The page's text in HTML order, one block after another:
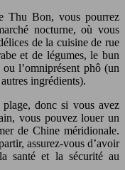
Thu Bon, vous pourrez
nocturne, où vous
de la cuisine de rue
et de légumes, le bun
l’omniprésent phô (un
ingrédients).
donc si vous avez
vous pouvez louer un
de Chine méridionale.
assurez-vous d’avoir
santé et la sécurité au